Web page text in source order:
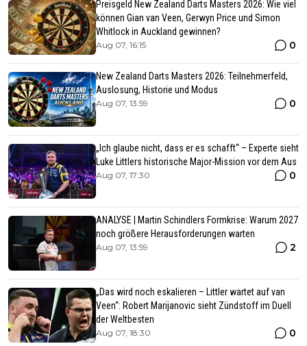
Preisgeld New Zealand Darts Masters 2026: Wie viel
können Gian van Veen, Gerwyn Price und Simon
Whitlock in Auckland gewinnen?
Aug 07, 16:15 0
New Zealand Darts Masters 2026: Teilnehmerfeld,
Auslosung, Historie und Modus
Aug 07, 13:59 0
„Ich glaube nicht, dass er es schafft“ – Experte sieht
Luke Littlers historische Major-Mission vor dem Aus
Aug 07, 17:30 0
ANALYSE | Martin Schindlers Formkrise: Warum 2027
noch größere Herausforderungen warten
Aug 07, 13:59 2
„Das wird noch eskalieren – Littler wartet auf van
Veen“: Robert Marijanovic sieht Zündstoff im Duell
der Weltbesten
Aug 07, 18:30 0